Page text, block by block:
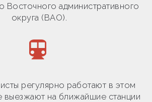
Восточного административного
округа (ВАО).
регулярно работают в этом
выезжают на ближайшие станции